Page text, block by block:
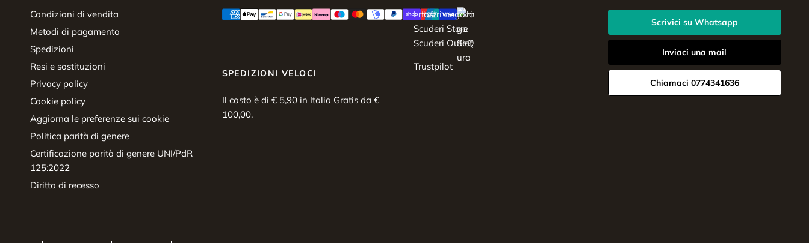
Condizioni di vendita
Metodi di pagamento
Spedizioni
Resi e sostituzioni
Privacy policy
Cookie policy
Aggiorna le preferenze sui cookie
Politica parità di genere
Certificazione parità di genere UNI/PdR
125:2022
Diritto di recesso
SPEDIZIONI VELOCI
Il costo è di € 5,90 in Italia Gratis da €
100,00.
I nostri negozi:
Scuderi Store
Scuderi Outlet
Trustpilot
Scrivici su Whatsapp
Inviaci una mail
Chiamaci 0774341636